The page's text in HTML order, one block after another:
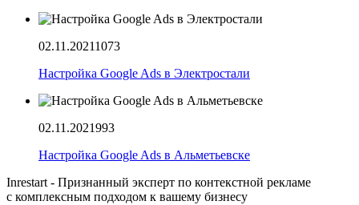
02.11.20211073
Настройка Google Ads в Электростали
02.11.2021993
Настройка Google Ads в Альметьевске
Inrestart - Признанный эксперт по контекстной рекламе
с комплексным подходом к вашему бизнесу